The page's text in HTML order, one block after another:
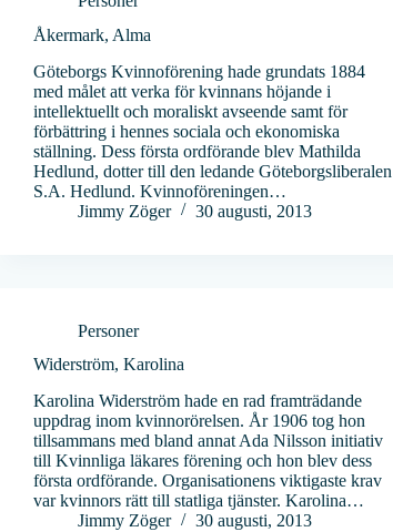
Åkermark, Alma
Göteborgs Kvinnoförening hade grundats 1884
med målet att verka för kvinnans höjande i
intellektuellt och moraliskt avseende samt för
förbättring i hennes sociala och ekonomiska
ställning. Dess första ordförande blev Mathilda
Hedlund, dotter till den ledande Göteborgsliberalen
S.A. Hedlund. Kvinnoföreningen…
Jimmy Zöger
30 augusti, 2013
Personer
Widerström, Karolina
Karolina Widerström hade en rad framträdande
uppdrag inom kvinnorörelsen. År 1906 tog hon
tillsammans med bland annat Ada Nilsson initiativ
till Kvinnliga läkares förening och hon blev dess
första ordförande. Organisationens viktigaste krav
var kvinnors rätt till statliga tjänster. Karolina…
Jimmy Zöger
30 augusti, 2013